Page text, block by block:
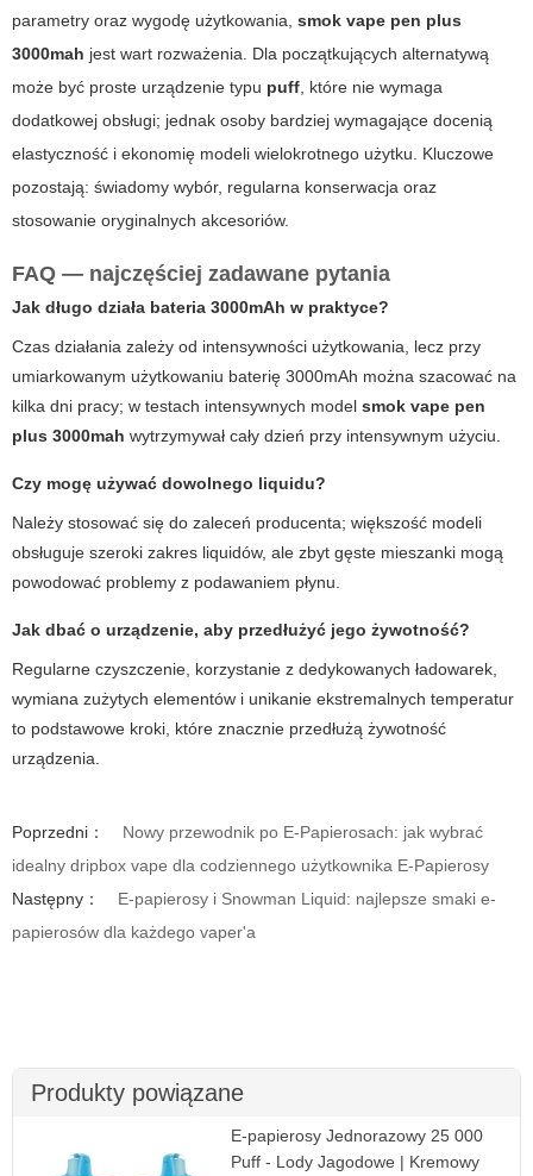
parametry oraz wygodę użytkowania, smok vape pen plus
3000mah jest wart rozważenia. Dla początkujących alternatywą
może być proste urządzenie typu puff , które nie wymaga
dodatkowej obsługi; jednak osoby bardziej wymagające docenią
elastyczność i ekonomię modeli wielokrotnego użytku. Kluczowe
pozostają: świadomy wybór, regularna konserwacja oraz
stosowanie oryginalnych akcesoriów.
FAQ — najczęściej zadawane pytania
Jak długo działa bateria 3000mAh w praktyce?
Czas działania zależy od intensywności użytkowania, lecz przy
umiarkowanym użytkowaniu baterię 3000mAh można szacować na
kilka dni pracy; w testach intensywnych model smok vape pen
plus 3000mah wytrzymywał cały dzień przy intensywnym użyciu.
Czy mogę używać dowolnego liquidu?
Należy stosować się do zaleceń producenta; większość modeli
obsługuje szeroki zakres liquidów, ale zbyt gęste mieszanki mogą
powodować problemy z podawaniem płynu.
Jak dbać o urządzenie, aby przedłużyć jego żywotność?
Regularne czyszczenie, korzystanie z dedykowanych ładowarek,
wymiana zużytych elementów i unikanie ekstremalnych temperatur
to podstawowe kroki, które znacznie przedłużą żywotność
urządzenia.
Poprzedni：
Nowy przewodnik po E-Papierosach: jak wybrać
idealny dripbox vape dla codziennego użytkownika E-Papierosy
Następny：
E-papierosy i Snowman Liquid: najlepsze smaki e-
papierosów dla każdego vaper'a
Produkty powiązane
E-papierosy Jednorazowy 25 000
Puff - Lody Jagodowe | Kremowy